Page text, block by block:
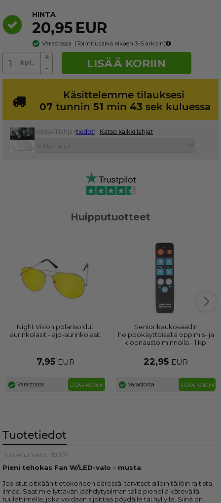
HINTA
20,95 EUR
Varastossa (Toimitusaika alkaen 3-5 arkisin)
+
-
LISÄÄ KORIIN
Käsittelemme tilauksesi
07 tunnin 51 min 43 sek kuluessa
Valitse 1 lahja (tiedot) Katso kaikki lahjat
Huipputuotteet
Night Vision polarisoidut
aurinkolasit - ajo-aurinkolasit
7,95 EUR
Varastossa LISÄÄ KORIIN
Seniorikaukosäädin
helppokäyttöisellä oppimis- ja
kloonaustoiminnolla - 1 kpl
22,95 EUR
Varastossa LISÄÄ KORIIN
Tuotetiedot
Tuotenumero: 19397
Pieni tehokas Fan W/LED-valo - musta
Jos istut pitkään tietokoneen ääressä, tarvitset silloin tällöin raitista
ilmaa. Saat miellyttävän jäähdytysilman tällä pienellä kätevällä
tuulettimella, joka voidaan sijoittaa pöydälle tai hyllylle. Siinä on